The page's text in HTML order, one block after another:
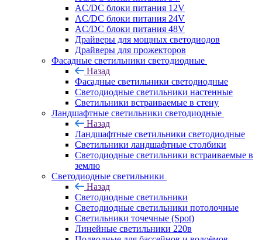
AC/DC блоки питания 12V
AC/DC блоки питания 24V
AC/DC блоки питания 48V
Драйверы для мощных светодиодов
Драйверы для прожекторов
Фасадные светильники светодиодные
Назад
Фасадные светильники светодиодные
Светодиодные светильники настенные
Светильники встраиваемые в стену
Ландшафтные светильники светодиодные
Назад
Ландшафтные светильники светодиодные
Светильники ландшафтные столбики
Светодиодные светильники встраиваемые в
землю
Светодиодные светильники
Назад
Светодиодные светильники
Светодиодные светильники потолочные
Светильники точечные (Spot)
Линейные светильники 220в